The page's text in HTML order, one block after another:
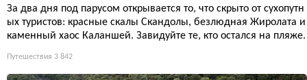
За два дня под парусом открывается то, что скрыто от сухопутн
ых туристов: красные скалы Скандолы, безлюдная Жиролата и
каменный хаос Каланшей. Завидуйте те, кто остался на пляже.
Путешествия 3 842